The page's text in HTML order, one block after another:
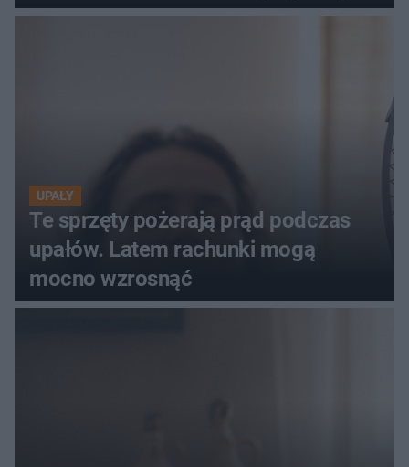
szczyt Gór Świętokrzyskich
UPAŁY
Te sprzęty pożerają prąd podczas
upałów. Latem rachunki mogą
mocno wzrosnąć